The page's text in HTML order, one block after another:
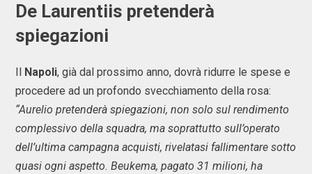
De Laurentiis pretenderà
spiegazioni
Napoli, già dal prossimo anno, dovrà ridurre le spese e
procedere ad un profondo svecchiamento della rosa:
“Aurelio pretenderà spiegazioni, non solo sul rendimento
complessivo della squadra, ma soprattutto sull’operato
dell’ultima campagna acquisti, rivelatasi fallimentare sotto
quasi ogni aspetto. Beukema, pagato 31 milioni, ha